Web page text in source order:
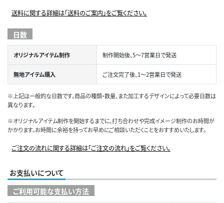
送料に関する詳細は「送料のご案内」をご覧ください。
日数
オリジナルアイテム制作 制作開始後、5～7営業日で発送
無地アイテム購入 ご注文完了後、1～2営業日で発送
※上記は一般的な日数です。商品の種類・数量、また加工するデザインによって必要日数は
異なります。
※オリジナルアイテム制作を開始するまでに、打ち合わせや完成イメージ制作のお時間が
かかります。お時間に余裕を持ってお早めにご相談いただくことをおすすめいたします。
ご注文の流れに関する詳細は「ご注文の流れ」をご覧ください。
お支払いについて
ご利用可能な支払い方法